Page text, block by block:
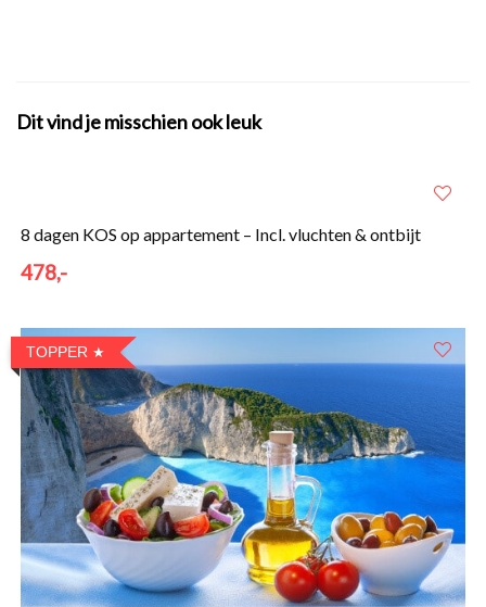
Dit vind je misschien ook leuk
8 dagen KOS op appartement – Incl. vluchten & ontbijt
478,-
TOPPER